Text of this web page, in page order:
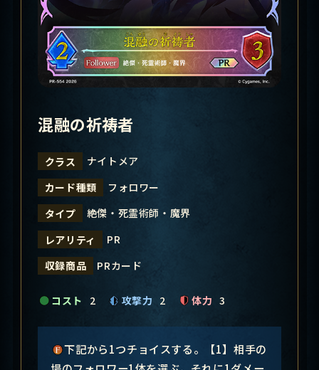
混融の祈祷者
クラス
ナイトメア
カード種類
フォロワー
タイプ
絶傑・死霊術師・魔界
レアリティ
PR
収録商品
PRカード
コスト 2 攻撃力 2 体力 3
下記から1つチョイスする。【1】相手の